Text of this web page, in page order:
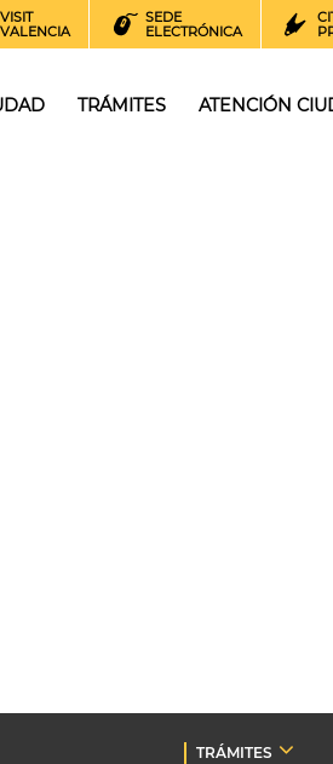
VISIT
VALENCIA
SEDE
ELECTRÓNICA
TRÁMITES ATENCIÓN
TRÁMITES